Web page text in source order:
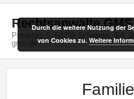
Skip
contentRechtsanwälte GMS
Postplatz 5, 58239 Schwerte, Tel:
gms.de
Durch die weitere Nutzung der
von Cookies zu. Weitere